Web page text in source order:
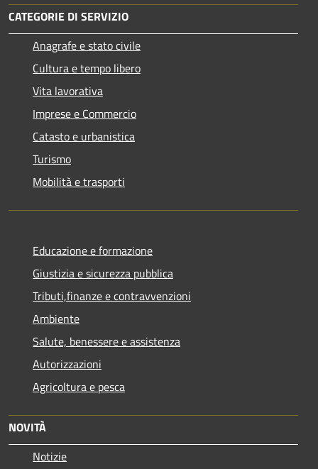
CATEGORIE DI SERVIZIO
Anagrafe e stato civile
Cultura e tempo libero
Vita lavorativa
Imprese e Commercio
Catasto e urbanistica
Turismo
Mobilità e trasporti
Educazione e formazione
Giustizia e sicurezza pubblica
Tributi,finanze e contravvenzioni
Ambiente
Salute, benessere e assistenza
Autorizzazioni
Agricoltura e pesca
NOVITÀ
Notizie